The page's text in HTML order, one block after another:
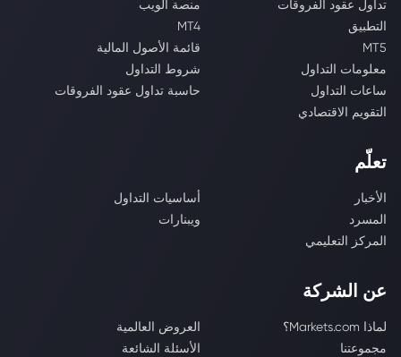
تداول عقود الفروقات
منصة الويب
التطبيق
MT4
MT5
قائمة الأصول المالية
معلومات التداول
شروط التداول
ساعات التداول
حاسبة تداول عقود الفروقات
التقويم الاقتصادي
تعلّم
الأخبار
أساسيات التداول
المسرد
ويبنارات
المركز التعليمي
عن الشركة
لماذا Markets.com؟
العروض العالمية
مجموعتنا
الأسئلة الشائعة